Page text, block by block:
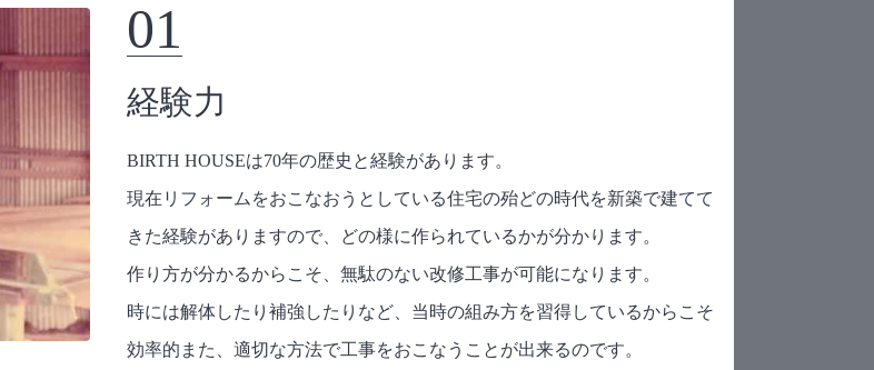
01
経験力
BIRTH HOUSEは70年の歴史と経験があります。
現在リフォームをおこなおうとしている住宅の殆どの時代を新築で建てて
きた経験がありますので、どの様に作られているかが分かります。
作り方が分かるからこそ、無駄のない改修工事が可能になります。
時には解体したり補強したりなど、当時の組み方を習得しているからこそ
効率的また、適切な方法で工事をおこなうことが出来るのです。